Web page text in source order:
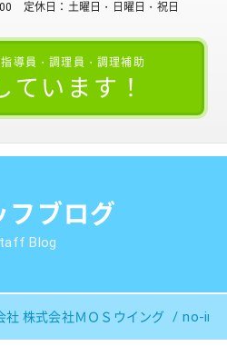
定休日：土曜日・日曜日・祝日
導員・調理員・調理補助
ています！
フブログ
Blog
株式会社ＭＯＳウイング no-